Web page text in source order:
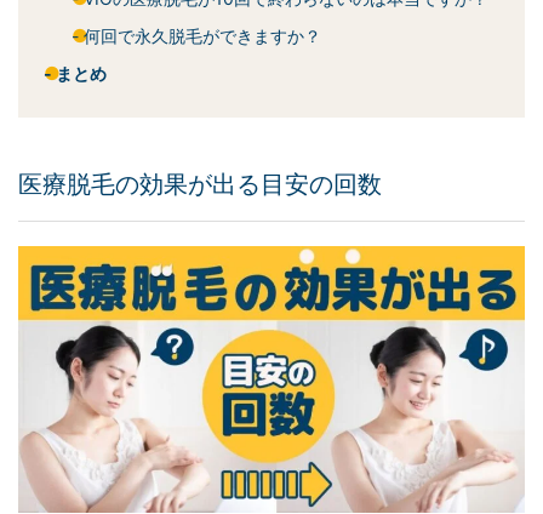
何回で永久脱毛ができますか？
まとめ
医療脱毛の効果が出る目安の回数